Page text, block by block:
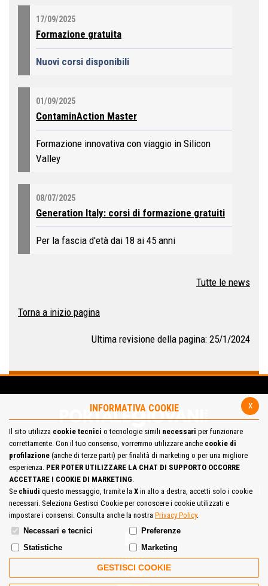
17/09/2025
Formazione gratuita
Nuovi corsi disponibili
01/09/2025
ContaminAction Master
Formazione innovativa con viaggio in Silicon
Valley
08/07/2025
Generation Italy: corsi di formazione gratuiti
Per la fascia d'età dai 18 ai 45 anni
Tutte le news
Torna a inizio pagina
Ultima revisione della pagina: 25/1/2024
Mappa del Sito Privacy Policy Cookie Policy
Contatta la redazione
Cosa pensi del portale
x
INFORMATIVA COOKIE
Il sito utilizza cookie tecnici o tecnologie simili necessari per funzionare
correttamente. Con il tuo consenso, vorremmo utilizzare anche cookie di
profilazione (anche di terze parti) per finalità di marketing o per una migliore
esperienza. PER POTER UTILIZZARE LA CHAT DI SUPPORTO OCCORRE
ACCETTARE I COOKIE DI MARKETING.
Se chiudi questo messaggio, tramite la X in alto a destra, accetti solo i cookie
necessari. Seleziona Gestisci Cookie per conoscere i cookie utilizzati e
impostare i consensi. Consulta anche la nostra Privacy Policy.
Necessari e tecnici
Preferenze
Statistiche
Marketing
GESTISCI COOKIE